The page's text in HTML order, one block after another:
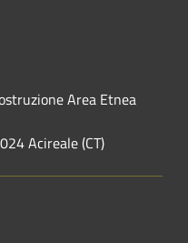
Area Etnea
Acireale (CT)